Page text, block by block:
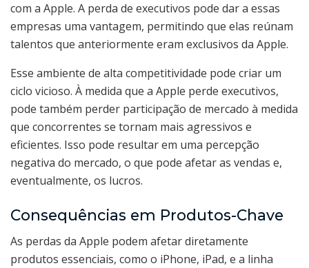
com a Apple. A perda de executivos pode dar a essas
empresas uma vantagem, permitindo que elas reúnam
talentos que anteriormente eram exclusivos da Apple.
Esse ambiente de alta competitividade pode criar um
ciclo vicioso. À medida que a Apple perde executivos,
pode também perder participação de mercado à medida
que concorrentes se tornam mais agressivos e
eficientes. Isso pode resultar em uma percepção
negativa do mercado, o que pode afetar as vendas e,
eventualmente, os lucros.
Consequências em Produtos-Chave
As perdas da Apple podem afetar diretamente
produtos essenciais, como o iPhone, iPad, e a linha